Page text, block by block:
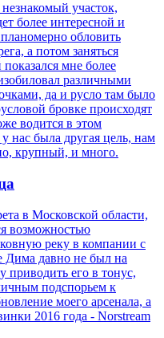
участок,
более интересной и
обловить
а потом заняться
мне более
различными
да и русло там было
бровке происходят
водится в этом
нас была другая цель, нам
крупный, и много.
в Московской области,
возможностью
реку в компании с
Дима давно не был на
приводить его в тонус,
подспорьем к
моего арсенала, а
2016 года - Norstream